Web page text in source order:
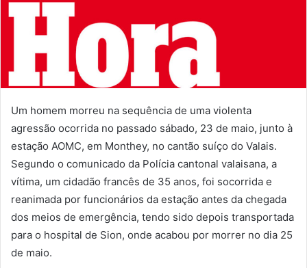
Um homem morreu na sequência de uma violenta
agressão ocorrida no passado sábado, 23 de maio, junto à
estação AOMC, em Monthey, no cantão suíço do Valais.
Segundo o comunicado da Polícia cantonal valaisana, a
vítima, um cidadão francês de 35 anos, foi socorrida e
reanimada por funcionários da estação antes da chegada
dos meios de emergência, tendo sido depois transportada
para o hospital de Sion, onde acabou por morrer no dia 25
de maio.